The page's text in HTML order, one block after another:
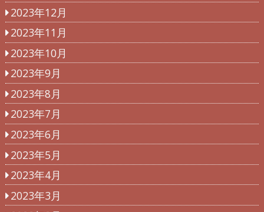
2023年12月
2023年11月
2023年10月
2023年9月
2023年8月
2023年7月
2023年6月
2023年5月
2023年4月
2023年3月